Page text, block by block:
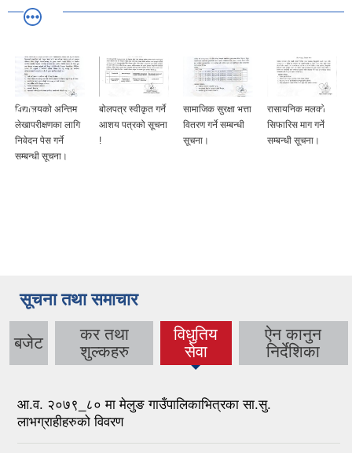
विद्यालयको अन्तिम
लेखापरीक्षणका लागि
निवेदन पेस गर्ने
सम्बन्धी सूचना।
बोलपत्र स्वीकृत गर्ने
आशय पत्रको सूचना
!
सामाजिक सुरक्षा भत्ता
वितरण गर्ने सम्बन्धी
सूचना।
रासायनिक मलको
सिफारिस माग गर्ने
सम्बन्धी सूचना।
सूचना तथा समाचार
बजेट
कर तथा
शुल्कहरु
विधुतिय
सेवा
(active
tab)
ऐन कानुन
निर्देशिका
आ.व. २०७९_८० मा मेलुङ गाउँपालिकाभित्रका सा.सु.
लाभग्राहीहरुको विवरण